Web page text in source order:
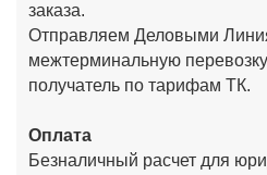
заказа.
Отправляем Деловыми
межтерминальную
получатель по тарифам ТК.
Оплата
Безналичный расчет для